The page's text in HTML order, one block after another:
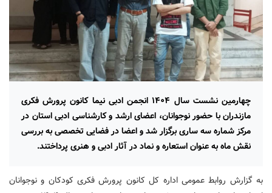
چهارمین نشست سال ۱۴۰۴ انجمن ادبی نیما کانون پرورش فکری
مازندران با حضور نوجوانان، اعضای ارشد و کارشناسی ادبی استان در
مرکز شماره سه ساری برگزار شد و اعضا در فضایی تخصصی به بررسی
نقش ماه به عنوان استعاره و نماد در آثار ادبی و هنری پرداختند.
به گزارش روابط عمومی اداره کل کانون پرورش فکری کودکان و نوجوانان